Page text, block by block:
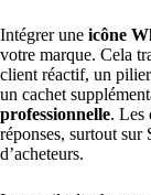
Intégrer une icône
votre marque. Cela
client réactif, un
un cachet
professionnelle. Les
réponses, surtout
d’acheteurs.